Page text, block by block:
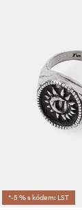
*-5 % s kódem: LST